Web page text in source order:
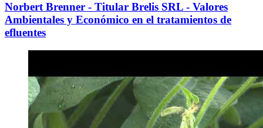
Norbert Brenner - Titular Brelis SRL - Valores
Ambientales y Económico en el tratamientos de
efluentes